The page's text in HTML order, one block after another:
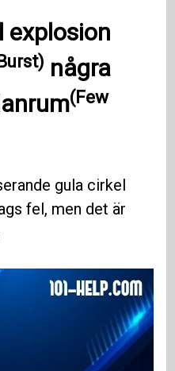
explosion
några
(Few
gula cirkel
fel, men det är